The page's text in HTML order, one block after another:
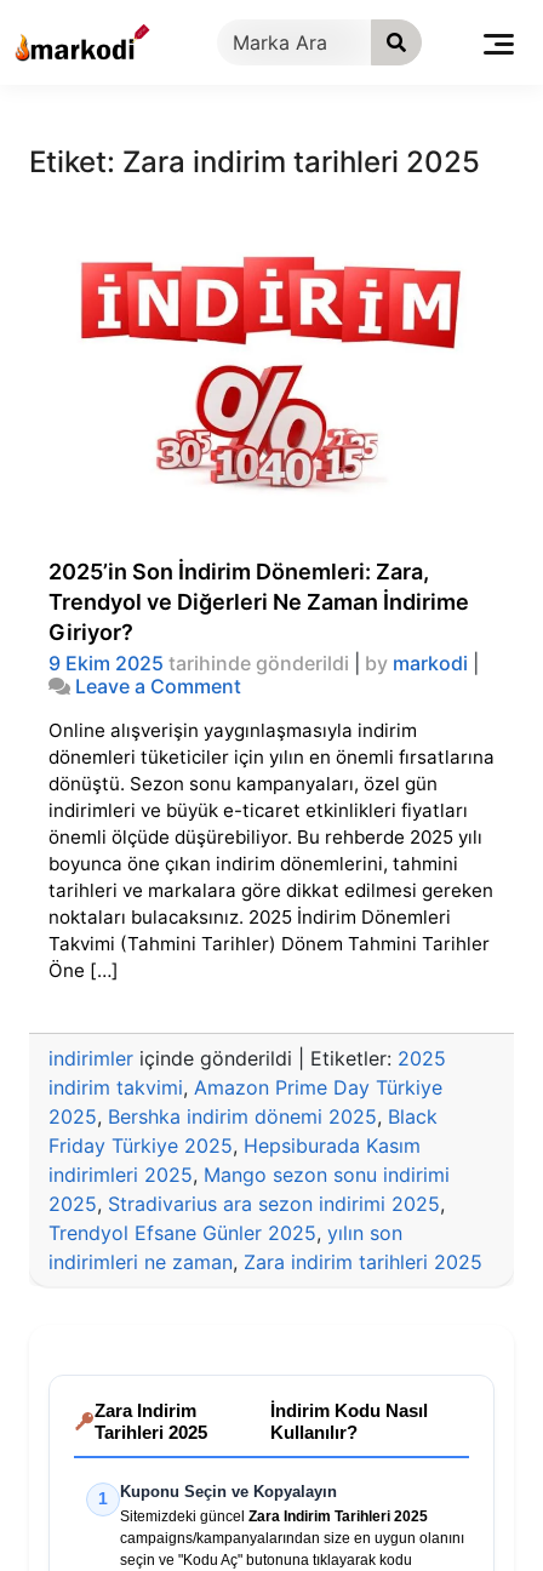
geç
Etiket: Zara indirim tarihleri 2025
2025’in Son İndirim Dönemleri: Zara,
Trendyol ve Diğerleri Ne Zaman İndirime
Giriyor?
9 Ekim 2025 tarihinde gönderildi by markodi
Leave a Commenton
Son
İndirim
Dönemleri:
Zara,
Trendyol
ve
Diğerleri
Ne
Zaman
İndirime
Giriyor?
Online alışverişin yaygınlaşmasıyla indirim
dönemleri tüketiciler için yılın en önemli fırsatlarına
dönüştü. Sezon sonu kampanyaları, özel gün
indirimleri ve büyük e-ticaret etkinlikleri fiyatları
önemli ölçüde düşürebiliyor. Bu rehberde 2025 yılı
boyunca öne çıkan indirim dönemlerini, tahmini
tarihleri ve markalara göre dikkat edilmesi gereken
noktaları bulacaksınız. 2025 İndirim Dönemleri
Takvimi (Tahmini Tarihler) Dönem Tahmini Tarihler
Öne […]
indirimler içinde gönderildi Etiketler: 2025
indirim takvimi, Amazon Prime Day Türkiye
2025, Bershka indirim dönemi 2025, Black
Friday Türkiye 2025, Hepsiburada Kasım
indirimleri 2025, Mango sezon sonu indirimi
2025, Stradivarius ara sezon indirimi 2025,
Trendyol Efsane Günler 2025, yılın son
indirimleri ne zaman, Zara indirim tarihleri 2025
Zara Indirim
Tarihleri 2025
İndirim Kodu Nasıl
Kullanılır?
1 Kuponu Seçin ve Kopyalayın
Sitemizdeki güncel Zara Indirim Tarihleri 2025
campaigns/kampanyalarından size en uygun olanını
seçin ve "Kodu Aç" butonuna tıklayarak kodu